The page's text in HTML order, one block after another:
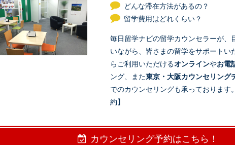
どんな滞在方法があるの？
留学費用はどれくらい？
毎日留学ナビの留学カウンセラーが、
いながら、皆さまの留学をサポートい
らご利用いただけるオンラインやお電
ング、また東京・大阪カウンセリング
でのカウンセリングも承っております
約】
カウンセリング予約はこちら！